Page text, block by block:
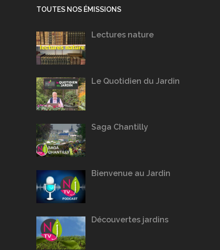
TOUTES NOS ÉMISSIONS
Lectures nature
Le Quotidien du Jardin
Saga Chantilly
Bienvenue au Jardin
Découvertes jardins